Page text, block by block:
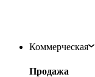
Коммерческая
Продажа